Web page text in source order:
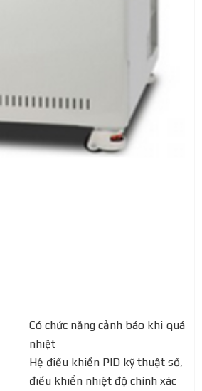
Có chức năng cảnh báo khi quá
nhiệt
Hệ điều khiển PID kỹ thuật số,
điều khiển nhiệt độ chính xác